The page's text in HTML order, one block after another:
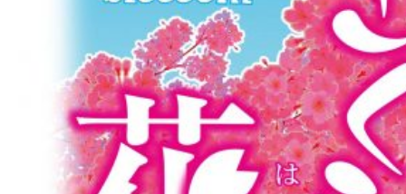
ン
ガ
課
題
「な
ぜ
わ
か
ん。」